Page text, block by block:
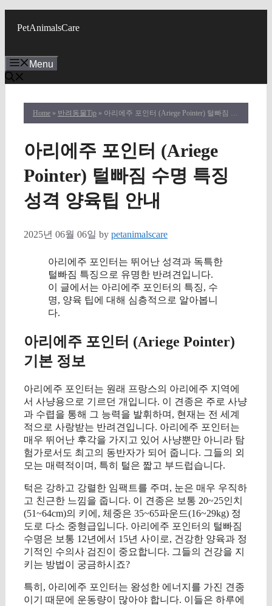
PetAnimalsCare
Menu
Home » 반려동물Tip » 아리에주 포인터 (Ariege Pointer) 털빠짐 수명 특징 성격 양육팁 안내
아리에주 포인터 (Ariege
Pointer) 털빠짐 수명 특징
성격 양육팁 안내
2025년 06월 06일 by petanimalscare
아리에주 포인터는 뛰어난 성격과 독특한
털빠짐 특징으로 유명한 반려견입니다.
이 글에서는 아리에주 포인터의 특징, 수
명, 양육 팁에 대해 심층적으로 알아봅니
다.
아리에주 포인터 (Ariege Pointer)
기본 정보
아리에주 포인터는 원래 프랑스의 아리에주 지역에
서 사냥용으로 기르던 개입니다. 이 견종은 주로 사냥
과 수렵을 통해 그 능력을 발휘하며, 현재는 전 세계
적으로 사랑받는 반려견입니다. 아리에주 포인터는
매우 뛰어난 후각을 가지고 있어 사냥뿐만 아니라 탐
험가로서도 최고의 동반자가 되어 줍니다. 그들의 외
모는 매력적이며, 특히 털은 짧고 부드럽습니다.
턱은 강하고 강렬한 임팩트를 주며, 눈은 매우 우직하
고 친근한 느낌을 줍니다. 이 견종은 보통 20~25인치
(51~64cm)의 키에, 체중은 35~65파운드(16~29kg) 정
도로 다소 중형급입니다. 아리에주 포인터의 털빠짐
수명은 보통 12년에서 15년 사이로, 건강한 양육과 정
기적인 수의사 검진이 중요합니다. 그들의 건강을 지
키는 방법이 궁금하시죠?
특히, 아리에주 포인터는 왕성한 에너지를 가진 견종
이기 때문에 운동량이 많아야 합니다. 이들은 하루에